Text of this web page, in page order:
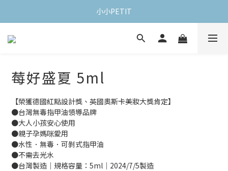
小小PETIT
莓好盛夏 5ml
【榮獲德國紅點設計獎、英國奧斯卡美妝大獎肯定】
●台灣無毒指甲油領導品牌
●大人小孩安心使用
●親子孕媽咪愛用
●水性．無毒．可剝式指甲油
●不需去光水
●台灣製造｜規格容量：5ml｜2024/7/5製造